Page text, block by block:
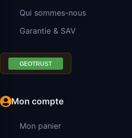
Qui sommes-nous
Garantie & SAV
Mon compte
Mon panier